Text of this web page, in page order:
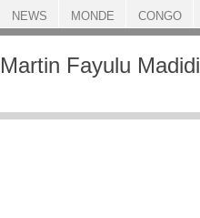
ACCUEIL
Martin Fayulu Madidi
NEWS MONDE CONGO